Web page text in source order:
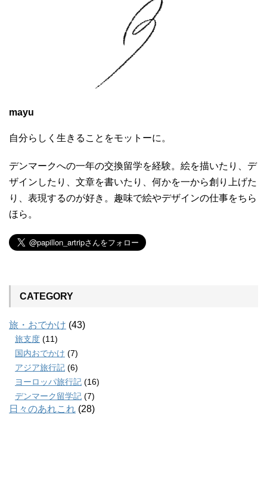
mayu
自分らしく生きることをモットーに。
デンマークへの一年の交換留学を経験。絵を描いたり、デ
ザインしたり、文章を書いたり、何かを一から創り上げた
り、表現するのが好き。趣味で絵やデザインの仕事をちら
ほら。
CATEGORY
旅・おでかけ (43)
旅支度 (11)
国内おでかけ (7)
アジア旅行記 (6)
ヨーロッパ旅行記 (16)
デンマーク留学記 (7)
日々のあれこれ (28)